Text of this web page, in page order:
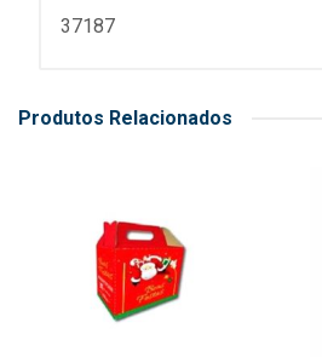
37187
Produtos Relacionados